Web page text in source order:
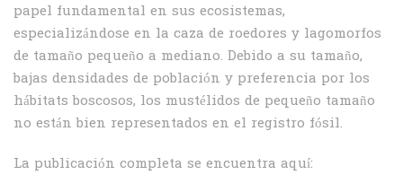
papel fundamental en sus ecosistemas,
especializándose en la caza de roedores y lagomorfos
de tamaño pequeño a mediano. Debido a su tamaño,
bajas densidades de población y preferencia por los
hábitats boscosos, los mustélidos de pequeño tamaño
no están bien representados en el registro fósil.
La publicación completa se encuentra aquí: